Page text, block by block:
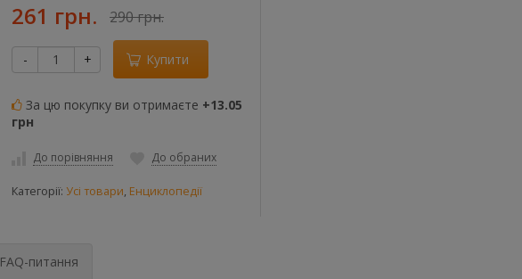
261 грн. 290 грн.
- + Купити
За цю покупку ви отримаєте +13.05
грн
До порівняння До обраних
Категорії: Усі товари, Енциклопедії
FAQ-питання